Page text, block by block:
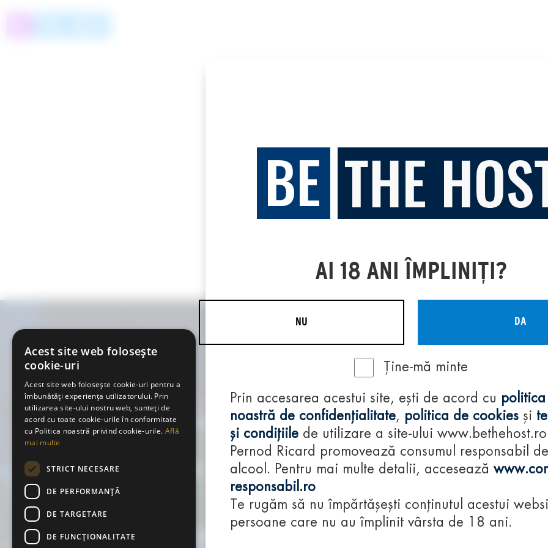
consumă-
AI 18 ANI ÎMPLINIȚI?
NU DA
Ține-mă minte
Prin accesarea acestui site, ești de acord cu politica
noastră de confidențialitate, politica de cookies și
și condițiile de utilizare a site-ului
Pernod Ricard promovează consumul responsabil de
alcool. Pentru mai multe detalii, accesează
responsabil.ro
Te rugăm să nu împărtășești conținutul acestui
persoane care nu au împlinit vârsta de 18 ani.
Acest site web folosește
cookie-uri
Acest site web folosește cookie-uri pentru a
îmbunătăți experiența utilizatorului. Prin
utilizarea site-ului nostru web, sunteți de
acord cu toate cookie-urile în conformitate
cu Politica noastră privind cookie-urile. Află
mai multe
STRICT NECESARE
DE PERFORMANȚĂ
DE TARGETARE
DE FUNCŢIONALITATE